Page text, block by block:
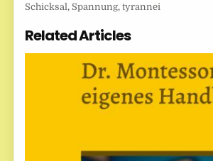
Schicksal , Spannung,tyrannei
Related Articles